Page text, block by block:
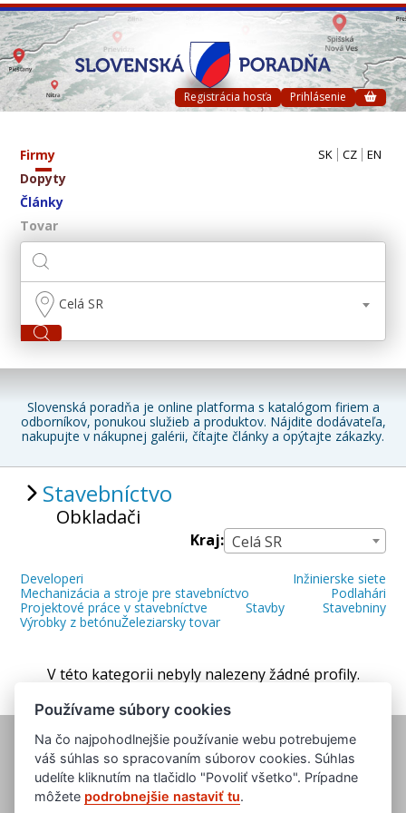
Registrácia hosťa Prihlásenie
Firmy
Dopyty
Články
Tovar
SK CZ EN
Celá SR
Slovenská poradňa je online platforma s katalógom firiem a
odborníkov, ponukou služieb a produktov. Nájdite dodávateľa,
nakupujte v nákupnej galérii, čítajte články a opýtajte zákazky.
Stavebníctvo
Obkladači
Kraj: Celá SR
Developeri
Inžinierske siete
Mechanizácia a stroje pre stavebníctvo
Podlahári
Projektové práce v stavebníctve
Stavby
Stavebniny
Výrobky z betónuŽeleziarsky tovar
V této kategorii nebyly nalezeny žádné profily.
Používame súbory cookies
Na čo najpohodlnejšie používanie webu potrebujeme
váš súhlas so spracovaním súborov cookies. Súhlas
udelíte kliknutím na tlačidlo "Povoliť všetko". Prípadne
môžete podrobnejšie nastaviť tu.